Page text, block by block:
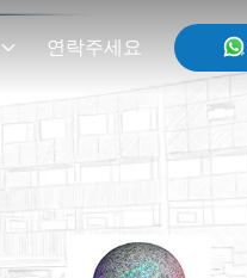
연락주세요